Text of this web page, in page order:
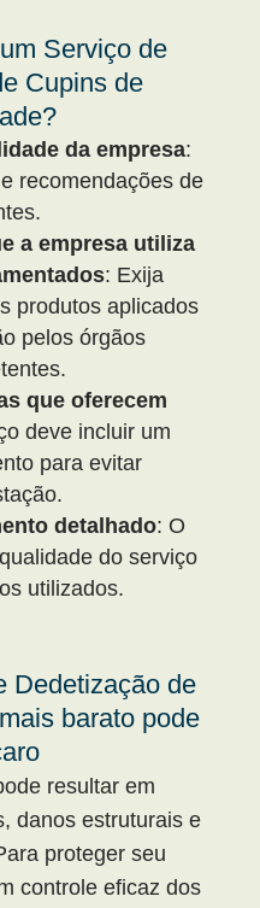
Serviço de
Cupins de
da empresa:
recomendações de
a empresa utiliza
: Exija
produtos aplicados
pelos órgãos
que oferecem
deve incluir um
para evitar
detalhado: O
do serviço
utilizados.
Dedetização de
barato pode
resultar em
danos estruturais e
proteger seu
controle eficaz dos